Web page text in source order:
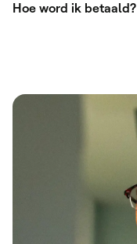
Hoe word ik betaald?